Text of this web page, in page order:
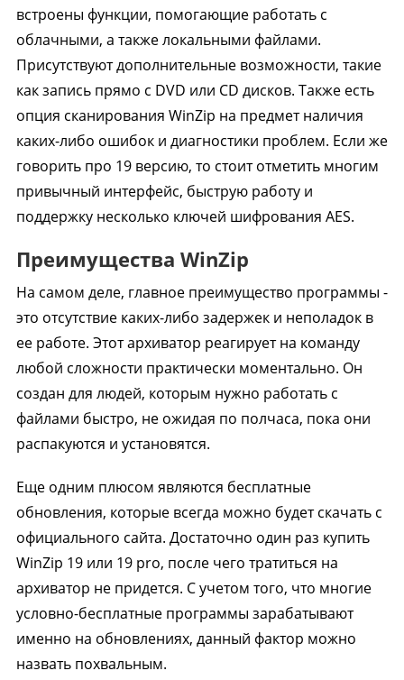
встроены функции, помогающие работать с
облачными, а также локальными файлами.
Присутствуют дополнительные возможности, такие
как запись прямо с DVD или CD дисков. Также есть
опция сканирования WinZip на предмет наличия
каких-либо ошибок и диагностики проблем. Если же
говорить про 19 версию, то стоит отметить многим
привычный интерфейс, быструю работу и
поддержку несколько ключей шифрования AES.
Преимущества WinZip
На самом деле, главное преимущество программы -
это отсутствие каких-либо задержек и неполадок в
ее работе. Этот архиватор реагирует на команду
любой сложности практически моментально. Он
создан для людей, которым нужно работать с
файлами быстро, не ожидая по полчаса, пока они
распакуются и установятся.
Еще одним плюсом являются бесплатные
обновления, которые всегда можно будет скачать с
официального сайта. Достаточно один раз купить
WinZip 19 или 19 pro, после чего тратиться на
архиватор не придется. С учетом того, что многие
условно-бесплатные программы зарабатывают
именно на обновлениях, данный фактор можно
назвать похвальным.